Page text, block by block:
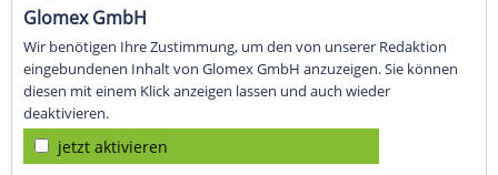
Glomex GmbH
Wir benötigen Ihre Zustimmung, um den von unserer Redaktion
eingebundenen Inhalt von Glomex GmbH anzuzeigen. Sie können
diesen mit einem Klick anzeigen lassen und auch wieder
deaktivieren.
jetzt aktivieren